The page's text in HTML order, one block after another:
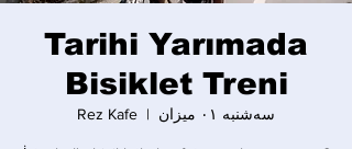
Tarihi Yarımada
Bisiklet Treni
سه‌شنبه ۰۱ میزان
  |
Rez Kafe